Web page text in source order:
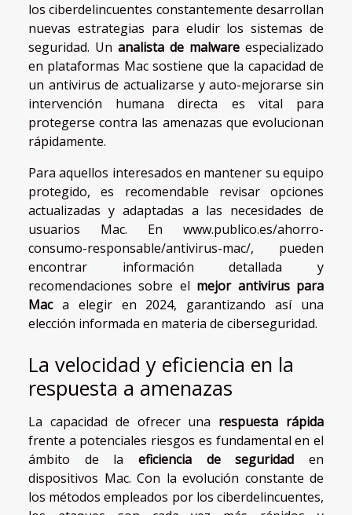
los ciberdelincuentes constantemente desarrollan
nuevas estrategias para eludir los sistemas de
seguridad. Un analista de malware especializado
en plataformas Mac sostiene que la capacidad de
un antivirus de actualizarse y auto-mejorarse sin
intervención humana directa es vital para
protegerse contra las amenazas que evolucionan
rápidamente.
Para aquellos interesados en mantener su equipo
protegido, es recomendable revisar opciones
actualizadas y adaptadas a las necesidades de
usuarios Mac. En www.publico.es/ahorro-
consumo-responsable/antivirus-mac/, pueden
encontrar información detallada y
recomendaciones sobre el mejor antivirus para
Maca elegir en 2024, garantizando así una
elección informada en materia de ciberseguridad.
La velocidad y eficiencia en la
respuesta a amenazas
La capacidad de ofrecer una respuesta rápida
frente a potenciales riesgos es fundamental en el
ámbito de la eficiencia de seguridad en
dispositivos Mac. Con la evolución constante de
los métodos empleados por los ciberdelincuentes,